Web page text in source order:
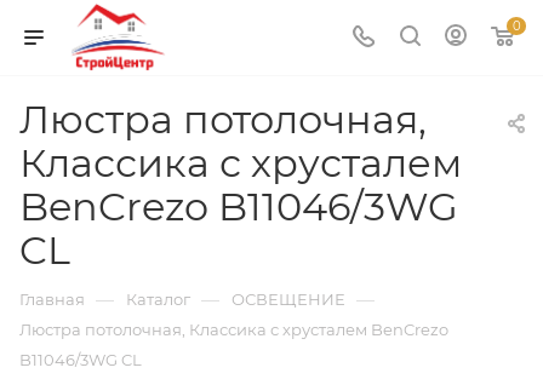
0
Люстра потолочная,
Классика с хрусталем
BenCrezo B11046/3WG
CL
Главная — Каталог — ОСВЕЩЕНИЕ —
Люстра потолочная, Классика с хрусталем BenCrezo
B11046/3WG CL